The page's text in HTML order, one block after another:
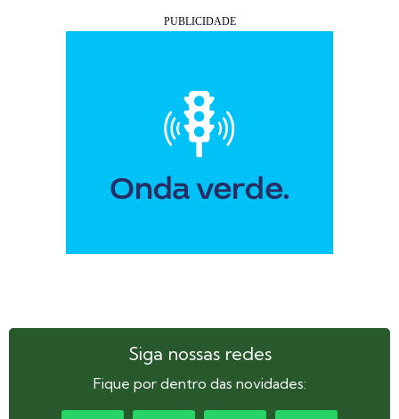
Siga nossas redes
Fique por dentro das novidades: